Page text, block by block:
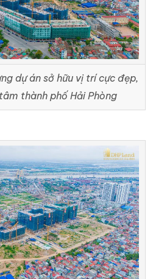
dự án sở hữu vị trí cực đẹp,
thành phố Hải Phòng